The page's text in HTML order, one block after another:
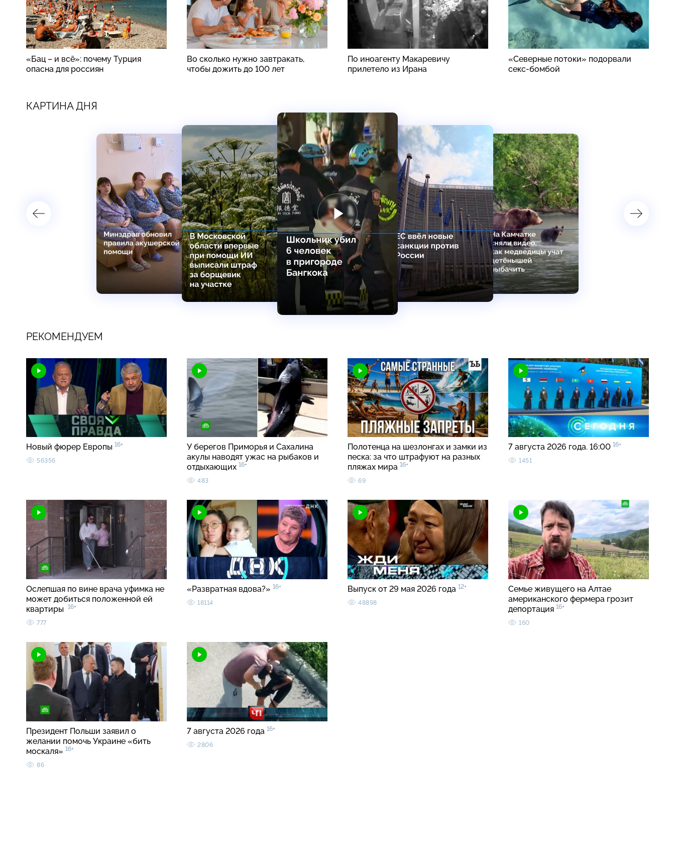
«Бац – и всё»: почему Турция
опасна для россиян
Во сколько нужно завтракать,
чтобы дожить до 100 лет
По иноагенту Макаревичу
прилетело из Ирана
«Северные потоки» подорвали
секс-бомбой
КАРТИНА ДНЯ
РЕКОМЕНДУЕМ
Новый фюрер Европы 16+
56356
У берегов Приморья и Сахалина
акулы наводят ужас на рыбаков и
отдыхающих 16+
483
Полотенца на шезлонгах и замки из
песка: за что штрафуют на разных
пляжах мира 16+
69
7 августа 2026 года. 16:00 16+
1451
Ослепшая по вине врача уфимка не
может добиться положенной ей
квартиры
16+
777
«Развратная вдова?» 16+
18114
Выпуск от 29 мая 2026 года 12+
48898
Семье живущего на Алтае
американского фермера грозит
депортация 16+
160
Президент Польши заявил о
желании помочь Украине «бить
москаля» 16+
86
7 августа 2026 года 16+
2806